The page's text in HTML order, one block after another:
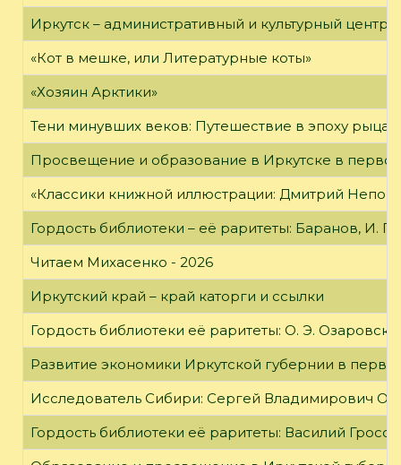
Иркутск – административный и культурный центр
«Кот в мешке, или Литературные коты»
«Хозяин Арктики»
Тени минувших веков: Путешествие в эпоху
Просвещение и образование в Иркутске в
«Классики книжной иллюстрации: Дмитрий
Гордость библиотеки – её раритеты: Баранов, И.
Читаем Михасенко - 2026
Иркутский край – край каторги и ссылки
Гордость библиотеки её раритеты: О. Э.
Развитие экономики Иркутской губернии в
Исследователь Сибири: Сергей Владимирович
Гордость библиотеки её раритеты: Василий